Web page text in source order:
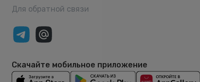
Для обратной связи
Скачайте мобильное приложение